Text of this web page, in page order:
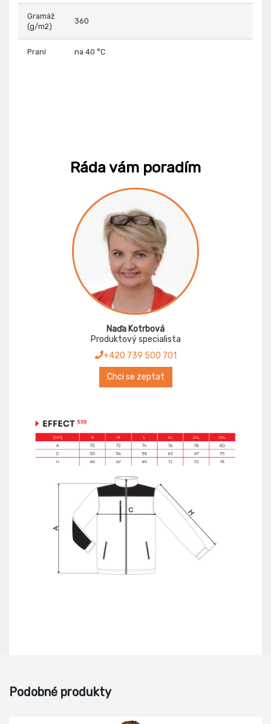
Gramáž
(g/m2)
360
Praní na 40 °C
Ráda vám poradím
Naďa Kotrbová
Produktový specialista
+420 739 500 701
Chci se zeptat
Podobné produkty